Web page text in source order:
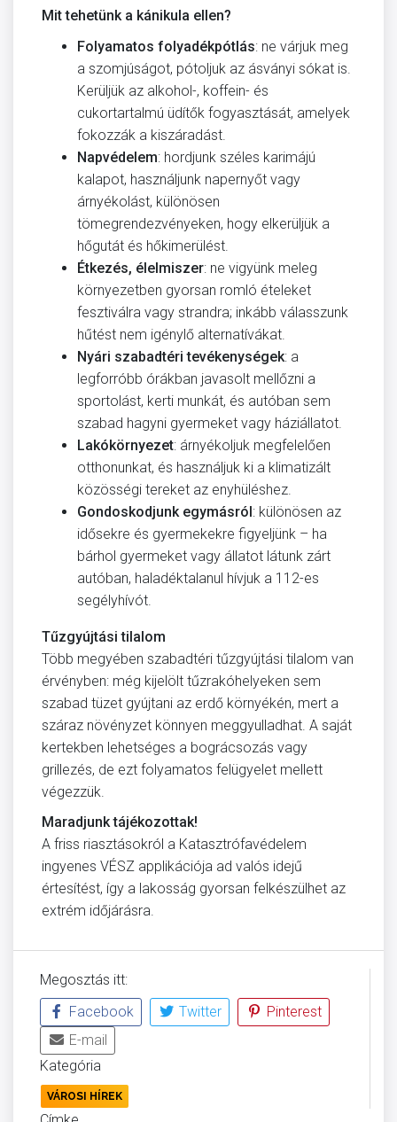
Mit tehetünk a kánikula ellen?
Folyamatos folyadékpótlás: ne várjuk meg
a szomjúságot, pótoljuk az ásványi sókat is.
Kerüljük az alkohol-, koffein- és
cukortartalmú üdítők fogyasztását, amelyek
fokozzák a kiszáradást.
Napvédelem: hordjunk széles karimájú
kalapot, használjunk napernyőt vagy
árnyékolást, különösen
tömegrendezvényeken, hogy elkerüljük a
hőgutát és hőkimerülést.
Étkezés, élelmiszer: ne vigyünk meleg
környezetben gyorsan romló ételeket
fesztiválra vagy strandra; inkább válasszunk
hűtést nem igénylő alternatívákat.
Nyári szabadtéri tevékenységek: a
legforróbb órákban javasolt mellőzni a
sportolást, kerti munkát, és autóban sem
szabad hagyni gyermeket vagy háziállatot.
Lakókörnyezet: árnyékoljuk megfelelően
otthonunkat, és használjuk ki a klimatizált
közösségi tereket az enyhüléshez.
Gondoskodjunk egymásról: különösen az
idősekre és gyermekekre figyeljünk – ha
bárhol gyermeket vagy állatot látunk zárt
autóban, haladéktalanul hívjuk a 112-es
segélyhívót.
Tűzgyújtási tilalom
Több megyében szabadtéri tűzgyújtási tilalom van
érvényben: még kijelölt tűzrakóhelyeken sem
szabad tüzet gyújtani az erdő környékén, mert a
száraz növényzet könnyen meggyulladhat. A saját
kertekben lehetséges a bográcsozás vagy
grillezés, de ezt folyamatos felügyelet mellett
végezzük.
Maradjunk tájékozottak!
A friss riasztásokról a Katasztrófavédelem
ingyenes VÉSZ applikációja ad valós idejű
értesítést, így a lakosság gyorsan felkészülhet az
extrém időjárásra.
Megosztás itt:
Facebook
Twitter
Pinterest
E-mail
Kategória
VÁROSI HÍREK